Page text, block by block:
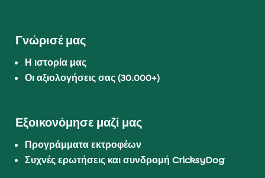
Γνώρισέ μας
Η ιστορία μας
Οι αξιολογήσεις σας (30.000+)
Εξοικονόμησε μαζί μας
Προγράμματα εκτροφέων
Συχνές ερωτήσεις και συνδρομή CricksyDog